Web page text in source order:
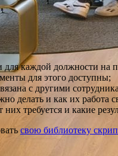
для каждой должности на
для этого доступны;
с другими
делать и как их работа
требуется и какие
свою библиотеку